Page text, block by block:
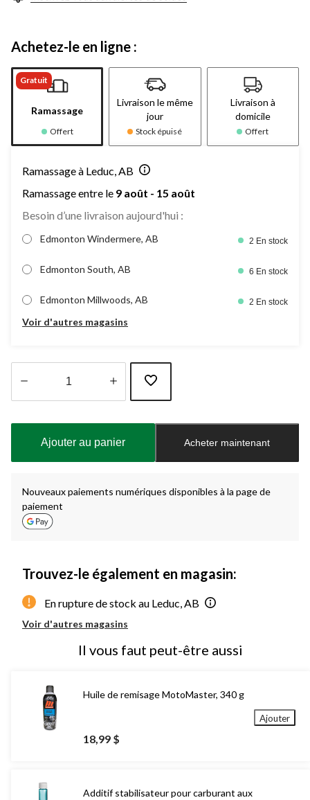
Achetez-le en ligne :
Gratuit
Ramassage
Offert
Livraison le même
jour
Stock épuisé
Livraison à
domicile
Offert
Ramassage à Leduc, AB
Ramassage entre le 9 août - 15 août
Besoin d’une livraison aujourd'hui :
Edmonton Windermere, AB 2 En stock
Edmonton South, AB 6 En stock
Edmonton Millwoods, AB 2 En stock
Voir d'autres magasins
à
Ajouter au panier Acheter maintenant
Nouveaux paiements numériques disponibles à la page de
paiement
Trouvez-le également en magasin:
En rupture de stock au Leduc, AB
Voir d'autres magasins
Il vous faut peut-être aussi
Huile de remisage MotoMaster, 340 g
18,99 $
Ajouter
Additif stabilisateur pour carburant aux